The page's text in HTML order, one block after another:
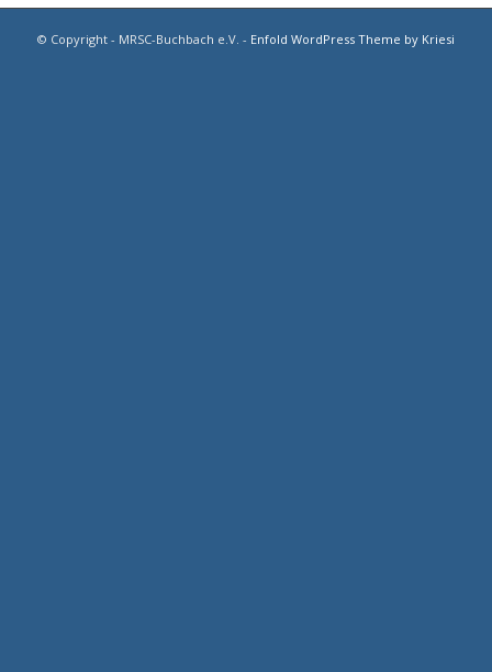
© Copyright - MRSC-Buchbach e.V. - Enfold WordPress Theme by Kriesi